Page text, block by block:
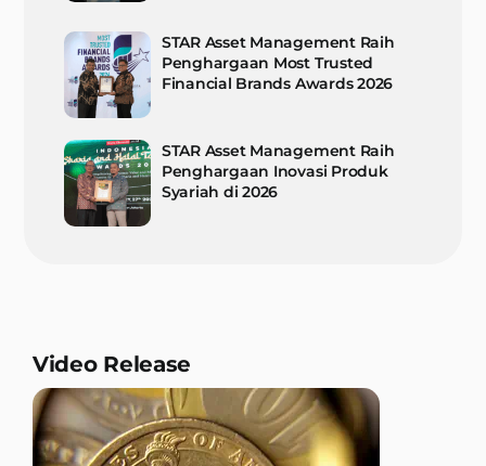
STAR Asset Management Raih
Penghargaan Most Trusted
Financial Brands Awards 2026
STAR Asset Management Raih
Penghargaan Inovasi Produk
Syariah di 2026
Video Release